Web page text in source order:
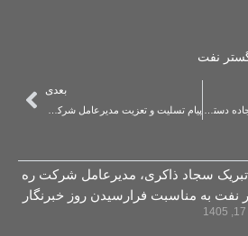
نفت
بعدی
تبریک سجاد ذاکری، مدیرعامل شرکت ره‌
نفت به مناسبت فرارسیدن روز خبرنگار